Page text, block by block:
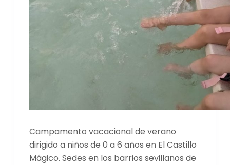
Campamento vacacional de verano
dirigido a niños de 0 a 6 años en El Castillo
Mágico. Sedes en los barrios sevillanos de